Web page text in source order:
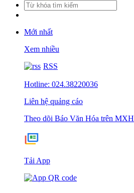
Mới nhất
Xem nhiều
RSS
Hotline: 024.38220036
Liên hệ quảng cáo
Theo dõi Báo Văn Hóa trên MXH
Tải App